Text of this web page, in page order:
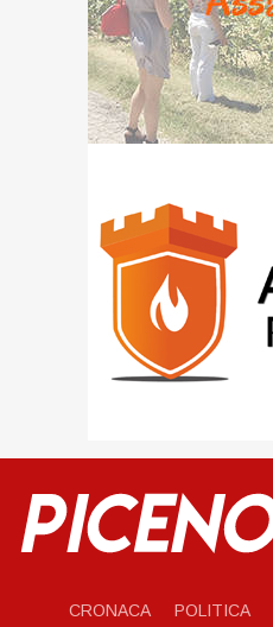
CRONACA POLITICA